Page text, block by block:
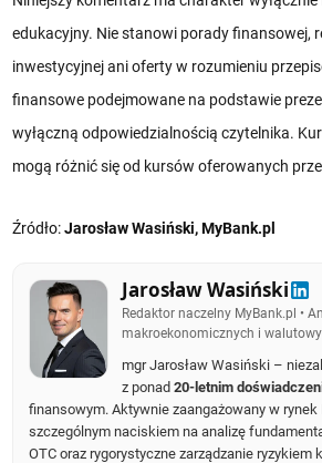
edukacyjny. Nie stanowi porady finansowej,
inwestycyjnej ani oferty w rozumieniu
finansowe podejmowane na podstawie
wyłączną odpowiedzialnością czytelnika.
mogą różnić się od kursów oferowanych
Źródło:Jarosław Wasiński, MyBank.pl
Jarosław Wasiński
Redaktor naczelny MyBank.pl •
makroekonomicznych i
mgr Jarosław Wasiński –
z ponad20-letnim
finansowym. Aktywnie zaangażowany w rynek
szczególnym naciskiem na analizę
OTC oraz rygorystyczne zarządzanie ryzykiem